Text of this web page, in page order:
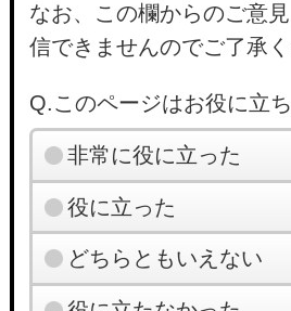
なお、この欄からのご意
信できませんのでご了承く
Q.このページはお役に立
非常に役に立った
役に立った
どちらともいえない